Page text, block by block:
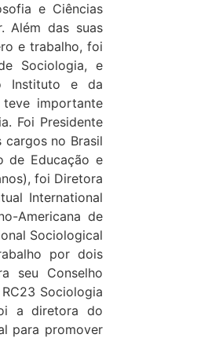
e Ciências
Além das suas
e trabalho, foi
Sociologia, e
Instituto e da
teve importante
Foi Presidente
cargos no Brasil
de Educação e
foi Diretora
International
Americana de
Sociological
por dois
seu Conselho
Sociologia
a diretora do
para promover